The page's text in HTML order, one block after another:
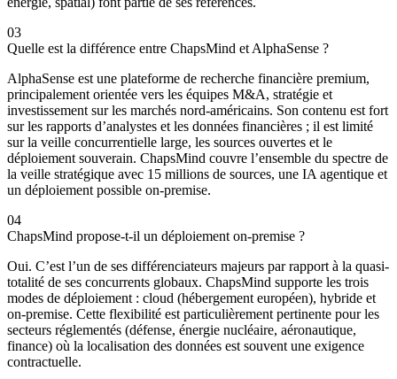
03
Quelle est la différence entre ChapsMind et AlphaSense ?
AlphaSense est une plateforme de recherche financière premium,
principalement orientée vers les équipes M&A, stratégie et
investissement sur les marchés nord-américains. Son contenu est fort
sur les rapports d’analystes et les données financières ; il est limité
sur la veille concurrentielle large, les sources ouvertes et le
déploiement souverain. ChapsMind couvre l’ensemble du spectre de
la veille stratégique avec 15 millions de sources, une IA agentique et
un déploiement possible on-premise.
04
ChapsMind propose-t-il un déploiement on-premise ?
Oui. C’est l’un de ses différenciateurs majeurs par rapport à la quasi-
totalité de ses concurrents globaux. ChapsMind supporte les trois
modes de déploiement : cloud (hébergement européen), hybride et
on-premise. Cette flexibilité est particulièrement pertinente pour les
secteurs réglementés (défense, énergie nucléaire, aéronautique,
finance) où la localisation des données est souvent une exigence
contractuelle.